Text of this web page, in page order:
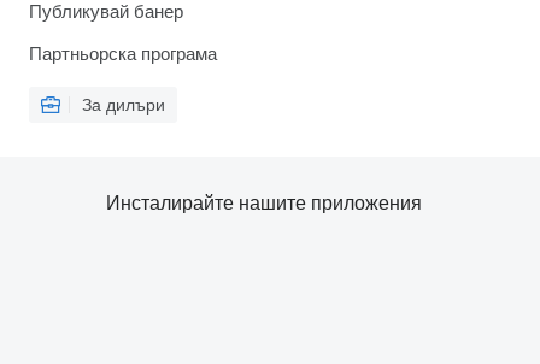
Публикувай банер
Партньорска програма
За дилъри
Инсталирайте нашите приложения